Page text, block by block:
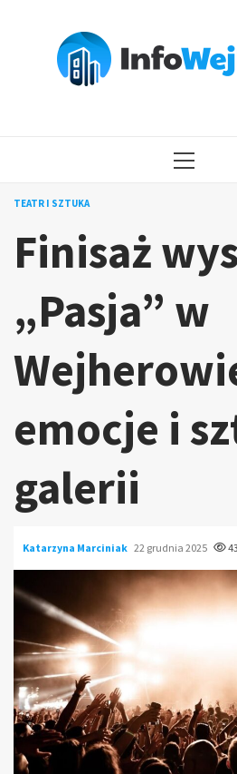
MENU
TEATR I SZTUKA
Finisaż
„Pasja” w
emocje i
galerii
Katarzyna Marciniak 22 grudnia 2025